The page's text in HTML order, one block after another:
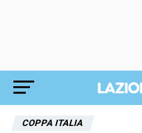
COPPA ITALIA